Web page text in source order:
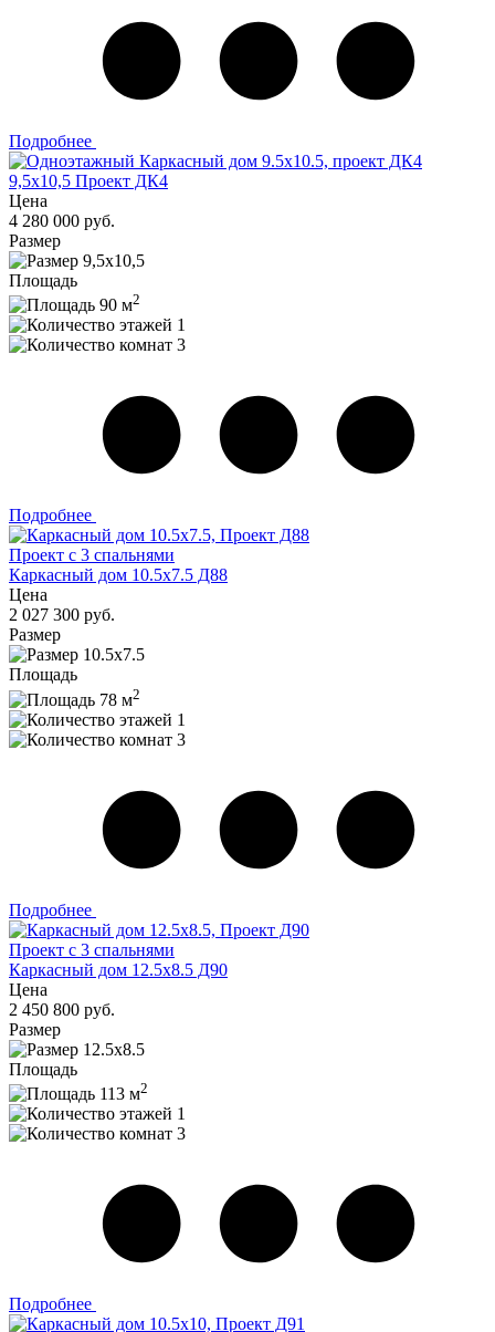
Подробнее
9,5x10,5 Проект ДК4
Цена
4 280 000 руб.
Размер
9,5x10,5
Площадь
90 м2
1
3
Подробнее
Проект с 3 спальнями
Каркасный дом 10.5х7.5 Д88
Цена
2 027 300 руб.
Размер
10.5х7.5
Площадь
78 м2
1
3
Подробнее
Проект с 3 спальнями
Каркасный дом 12.5х8.5 Д90
Цена
2 450 800 руб.
Размер
12.5х8.5
Площадь
113 м2
1
3
Подробнее